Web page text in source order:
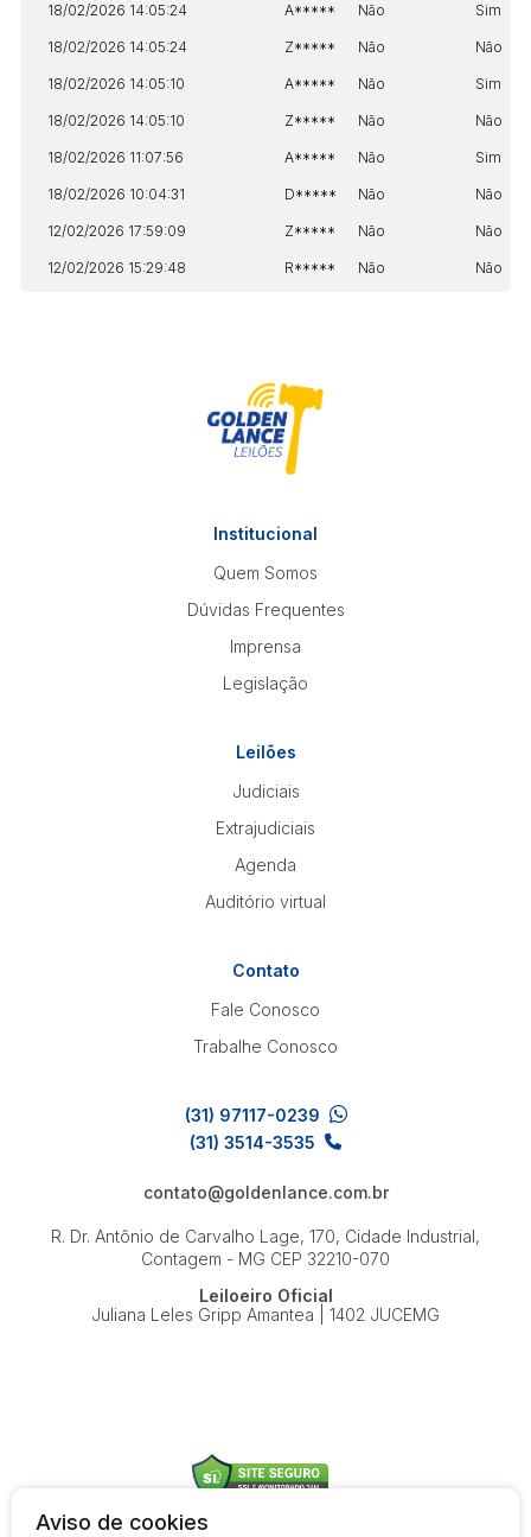
18/02/2026 14:05:24 A***** Não Sim
18/02/2026 14:05:24 Z***** Não Não
18/02/2026 14:05:10 A***** Não Sim
18/02/2026 14:05:10 Z***** Não Não
18/02/2026 11:07:56 A***** Não Sim
18/02/2026 10:04:31 D***** Não Não
12/02/2026 17:59:09 Z***** Não Não
12/02/2026 15:29:48 R***** Não Não
Institucional
Quem Somos
Dúvidas Frequentes
Imprensa
Legislação
Leilões
Judiciais
Extrajudiciais
Agenda
Auditório virtual
Contato
Fale Conosco
Trabalhe Conosco
(31) 97117-0239
(31) 3514-3535
contato@goldenlance.com.br
R. Dr. Antônio de Carvalho Lage, 170, Cidade Industrial,
Contagem - MG CEP 32210-070
Leiloeiro Oficial
Juliana Leles Gripp Amantea | 1402 JUCEMG
Aviso de cookies